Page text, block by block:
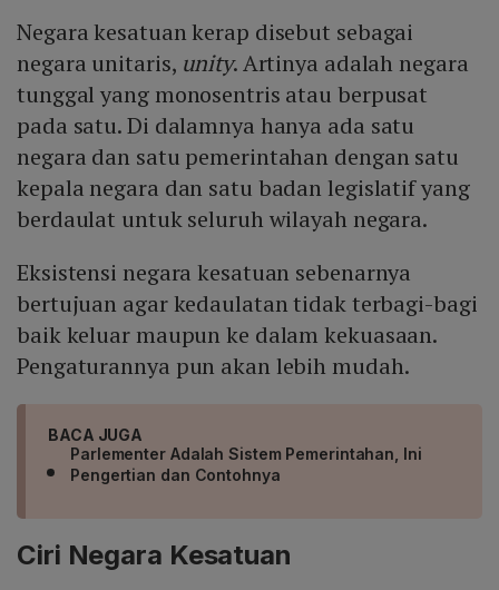
Negara kesatuan kerap disebut sebagai
negara unitaris, unity. Artinya adalah negara
tunggal yang monosentris atau berpusat
pada satu. Di dalamnya hanya ada satu
negara dan satu pemerintahan dengan satu
kepala negara dan satu badan legislatif yang
berdaulat untuk seluruh wilayah negara.
Eksistensi negara kesatuan sebenarnya
bertujuan agar kedaulatan tidak terbagi-bagi
baik keluar maupun ke dalam kekuasaan.
Pengaturannya pun akan lebih mudah.
BACA JUGA
Parlementer Adalah Sistem Pemerintahan, Ini
Pengertian dan Contohnya
Ciri Negara Kesatuan